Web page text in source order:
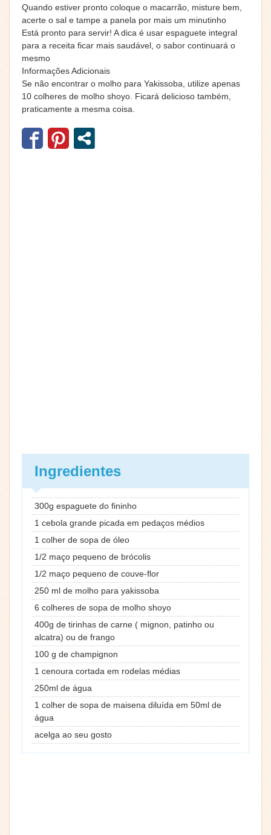
Quando estiver pronto coloque o macarrão, misture bem,
acerte o sal e tampe a panela por mais um minutinho
Está pronto para servir! A dica é usar espaguete integral
para a receita ficar mais saudável, o sabor continuará o
mesmo
Informações Adicionais
Se não encontrar o molho para Yakissoba, utilize apenas
10 colheres de molho shoyo. Ficará delicioso também,
praticamente a mesma coisa.
Ingredientes
300g espaguete do fininho
1 cebola grande picada em pedaços médios
1 colher de sopa de óleo
1/2 maço pequeno de brócolis
1/2 maço pequeno de couve-flor
250 ml de molho para yakissoba
6 colheres de sopa de molho shoyo
400g de tirinhas de carne ( mignon, patinho ou
alcatra) ou de frango
100 g de champignon
1 cenoura cortada em rodelas médias
250ml de água
1 colher de sopa de maisena diluída em 50ml de
água
acelga ao seu gosto